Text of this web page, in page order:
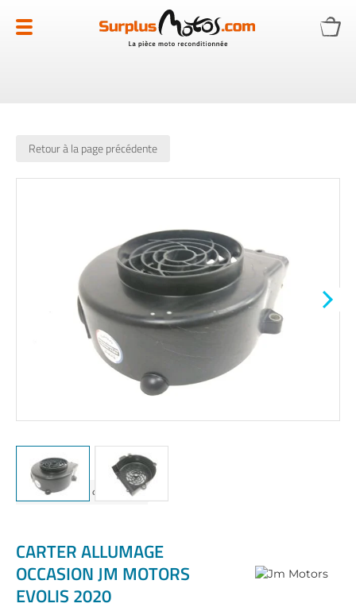
au
contenu
Retour à la page précédente
the
beginning
of
the
images
CARTER ALLUMAGE
OCCASION JM MOTORS
EVOLIS 2020